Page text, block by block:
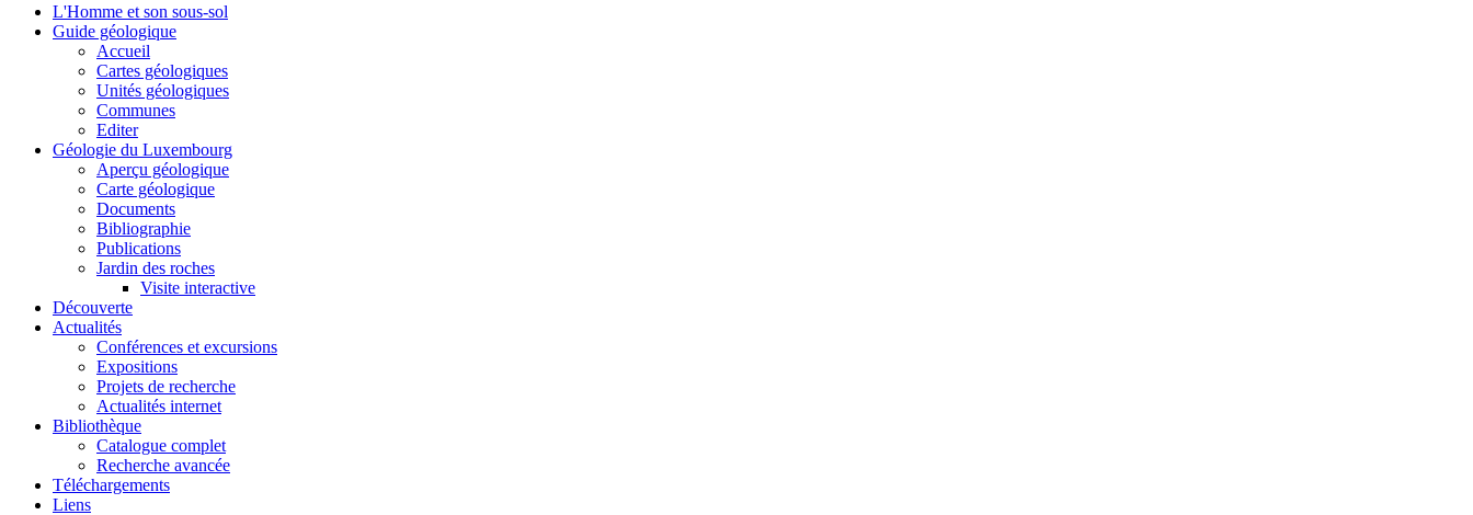
L'Homme et son sous-sol
Guide géologique
Accueil
Cartes géologiques
Unités géologiques
Communes
Editer
Géologie du Luxembourg
Aperçu géologique
Carte géologique
Documents
Bibliographie
Publications
Jardin des roches
Visite interactive
Découverte
Actualités
Conférences et excursions
Expositions
Projets de recherche
Actualités internet
Bibliothèque
Catalogue complet
Recherche avancée
Téléchargements
Liens